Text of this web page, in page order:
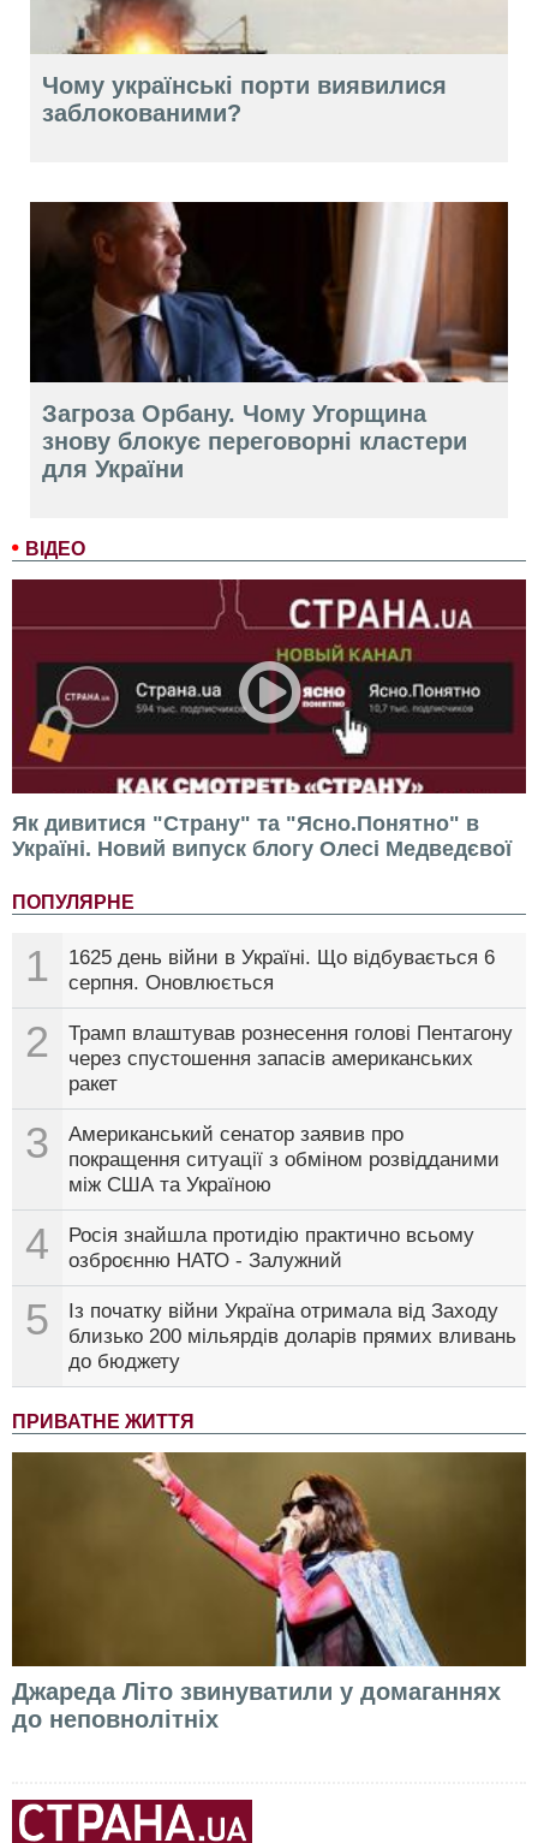
ВІДЕО
Як дивитися "Страну" та "Ясно.Понятно" в
Україні. Новий випуск блогу Олесі Медведєвої
ПОПУЛЯРНЕ
1
1625 день війни в Україні. Що відбувається 6
серпня. Оновлюється
2
Трамп влаштував рознесення голові Пентагону
через спустошення запасів американських
ракет
3
Американський сенатор заявив про
покращення ситуації з обміном розвідданими
між США та Україною
4
Росія знайшла протидію практично всьому
озброєнню НАТО - Залужний
5
Із початку війни Україна отримала від Заходу
близько 200 мільярдів доларів прямих вливань
до бюджету
ПРИВАТНЕ ЖИТТЯ
Джареда Літо звинуватили у домаганнях
до неповнолітніх
Чому українські порти виявилися
заблокованими?
Загроза Орбану. Чому Угорщина
знову блокує переговорні кластери
для України